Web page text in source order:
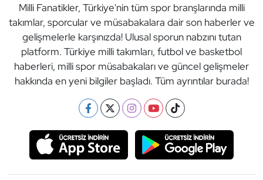
Milli Fanatikler, Türkiye'nin tüm spor branşlarında milli
takımlar, sporcular ve müsabakalara dair son haberler ve
gelişmelerle karşınızda! Ulusal sporun nabzını tutan
platform. Türkiye milli takımları, futbol ve basketbol
haberleri, milli spor müsabakaları ve güncel gelişmeler
hakkında en yeni bilgiler başladı. Tüm ayrıntılar burada!